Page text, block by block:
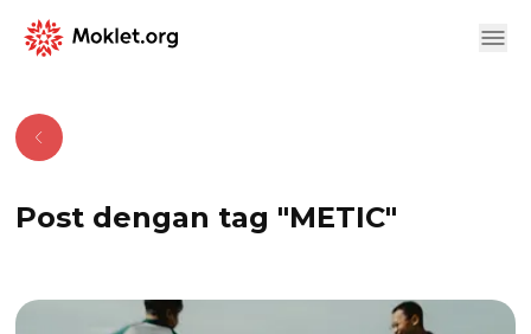
Moklet
Organization:
Malang
Post dengan tag "METIC"